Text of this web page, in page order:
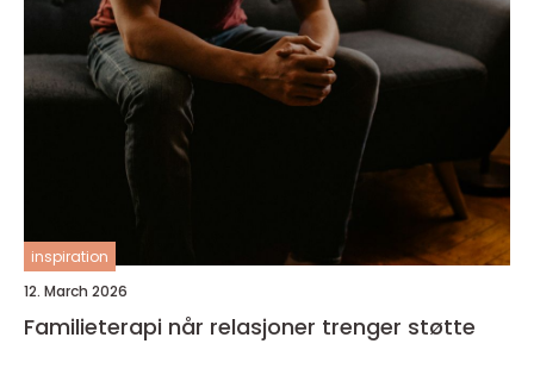
inspiration
12. March 2026
Familieterapi når relasjoner trenger støtte